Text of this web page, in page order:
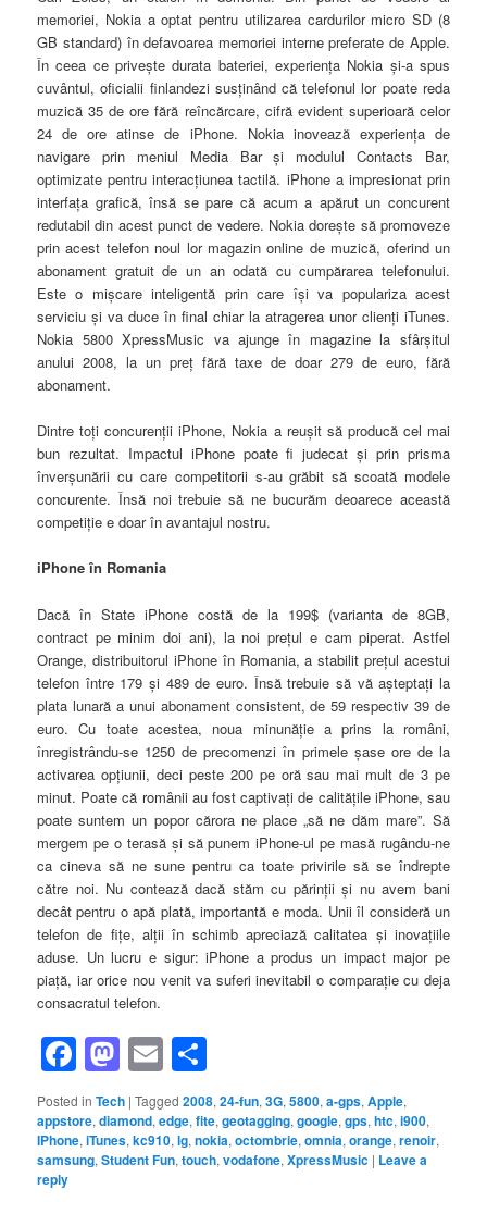
memoriei, Nokia a optat pentru utilizarea cardurilor micro SD (8
GB standard) în defavoarea memoriei interne preferate de Apple.
În ceea ce priveşte durata bateriei, experienţa Nokia şi-a spus
cuvântul, oficialii finlandezi susţinând că telefonul lor poate reda
muzică 35 de ore fără reîncărcare, cifră evident superioară celor
24 de ore atinse de iPhone. Nokia inovează experienţa de
navigare prin meniul Media Bar şi modulul Contacts Bar,
optimizate pentru interacţiunea tactilă. iPhone a impresionat prin
interfaţa grafică, însă se pare că acum a apărut un concurent
redutabil din acest punct de vedere. Nokia doreşte să promoveze
prin acest telefon noul lor magazin online de muzică, oferind un
abonament gratuit de un an odată cu cumpărarea telefonului.
Este o mişcare inteligentă prin care îşi va populariza acest
serviciu şi va duce în final chiar la atragerea unor clienţi iTunes.
Nokia 5800 XpressMusic va ajunge în magazine la sfârşitul
anului 2008, la un preţ fără taxe de doar 279 de euro, fără
abonament.
Dintre toţi concurenţii iPhone, Nokia a reuşit să producă cel mai
bun rezultat. Impactul iPhone poate fi judecat şi prin prisma
înverşunării cu care competitorii s-au grăbit să scoată modele
concurente. Însă noi trebuie să ne bucurăm deoarece această
competiţie e doar în avantajul nostru.
iPhone în Romania
Dacă în State iPhone costă de la 199$ (varianta de 8GB,
contract pe minim doi ani), la noi preţul e cam piperat. Astfel
Orange, distribuitorul iPhone în Romania, a stabilit preţul acestui
telefon între 179 şi 489 de euro. Însă trebuie să vă aşteptaţi la
plata lunară a unui abonament consistent, de 59 respectiv 39 de
euro. Cu toate acestea, noua minunăţie a prins la români,
înregistrându-se 1250 de precomenzi în primele şase ore de la
activarea opţiunii, deci peste 200 pe oră sau mai mult de 3 pe
minut. Poate că românii au fost captivaţi de calităţile iPhone, sau
poate suntem un popor cărora ne place „să ne dăm mare”. Să
mergem pe o terasă şi să punem iPhone-ul pe masă rugându-ne
ca cineva să ne sune pentru ca toate privirile să se îndrepte
către noi. Nu contează dacă stăm cu părinţii şi nu avem bani
decât pentru o apă plată, importantă e moda. Unii îl consideră un
telefon de fiţe, alţii în schimb apreciază calitatea şi inovaţiile
aduse. Un lucru e sigur: iPhone a produs un impact major pe
piaţă, iar orice nou venit va suferi inevitabil o comparaţie cu deja
consacratul telefon.
Facebook
Mastodon
Email
Posted in Tech |Tagged 2008,24-fun,3G,5800,a-gps,Apple,
appstore,diamond,edge,fite,geotagging,google,gps,htc,i900,
IPhone,iTunes,kc910,lg,nokia,octombrie,omnia,orange,renoir,
samsung,Student Fun,touch,vodafone,XpressMusic | Leave a
reply